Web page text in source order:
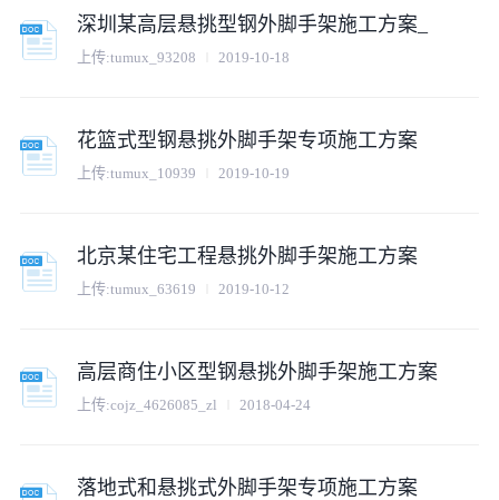
深圳某高层悬挑型钢外脚手架施工方案_
上传:tumux_93208 2019-10-18
花篮式型钢悬挑外脚手架专项施工方案
上传:tumux_10939 2019-10-19
北京某住宅工程悬挑外脚手架施工方案
上传:tumux_63619 2019-10-12
高层商住小区型钢悬挑外脚手架施工方案
上传:cojz_4626085_zl 2018-04-24
落地式和悬挑式外脚手架专项施工方案